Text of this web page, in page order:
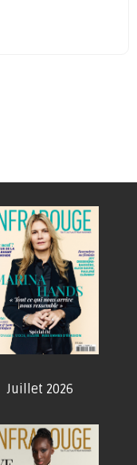
Juillet 2026